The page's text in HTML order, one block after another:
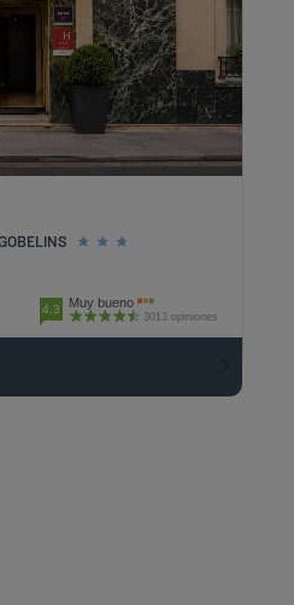
4.3 Muy bueno
3013 opiniones